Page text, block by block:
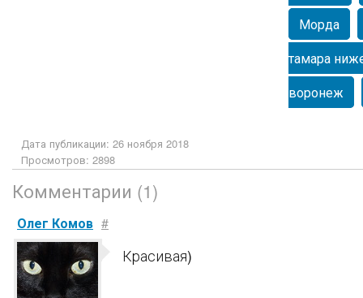
Морда
тамара
воронеж
Дата публикации: 26 ноября 2018
Просмотров: 2898
Комментарии (1)
Олег Комов #
Красивая)